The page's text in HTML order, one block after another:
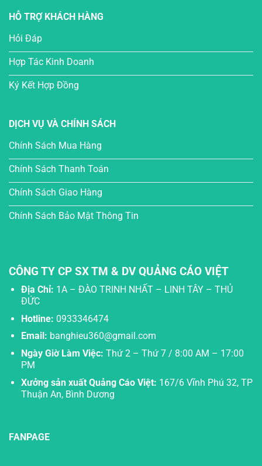
HỖ TRỢ KHÁCH HÀNG
Hỏi Đáp
Hợp Tác Kinh Doanh
Ký Kết Hợp Đồng
DỊCH VỤ VÀ CHÍNH SÁCH
Chính Sách Mua Hàng
Chính Sách Thanh Toán
Chính Sách Giao Hàng
Chính Sách Bảo Mật Thông Tin
CÔNG TY CP SX TM & DV QUẢNG CÁO VIỆT
Địa Chỉ: 1A – ĐÀO TRINH NHẤT – LINH TÂY – THỦ
ĐỨC
Hotline: 0933346474
Email: banghieu360@gmail.com
Ngày Giờ Làm Việc: Thứ 2 – Thứ 7 / 8:00 AM – 17:00
PM
Xưởng sản xuất Quảng Cáo Việt: 167/6 Vĩnh Phú 32, TP
Thuận An, Bình Dương
FANPAGE